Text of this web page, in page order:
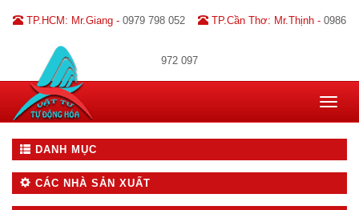
TP.HCM: Mr.Giang - 0979 798 052 TP.Cần Thơ: Mr.Thịnh - 0986
972 097
Toggle
DANH MỤC
CÁC NHÀ SẢN XUẤT